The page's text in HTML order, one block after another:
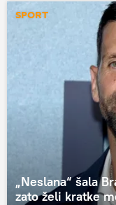
SPORT
„Neslana“ šala
zato želi kratke